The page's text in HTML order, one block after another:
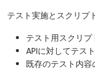
テスト実施とスクリプ
テスト用スクリプ
APIに対してテス
既存のテスト内容